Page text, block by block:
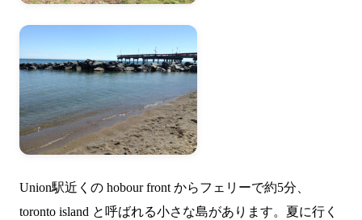
Union駅近くの hobour front からフェリーで約5分、
toronto island と呼ばれる小さな島があります。夏に行く